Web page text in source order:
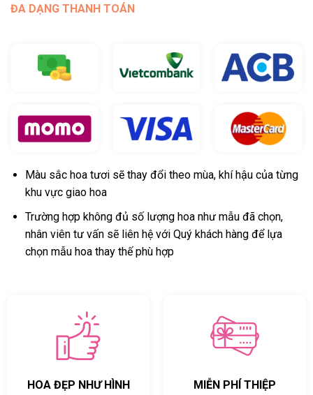
ĐA DẠNG THANH TOÁN
Màu sắc hoa tươi sẽ thay đổi theo mùa, khí hậu của từng
khu vực giao hoa
Trường hợp không đủ số lượng hoa như mẫu đã chọn,
nhân viên tư vấn sẽ liên hệ với Quý khách hàng để lựa
chọn mẫu hoa thay thế phù hợp
HOA ĐẸP NHƯ HÌNH
MIỄN PHÍ THIỆP